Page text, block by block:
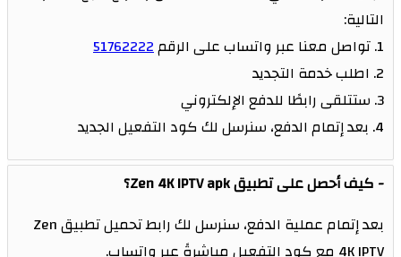
التالية:
1. تواصل معنا عبر واتساب على الرقم
51762222
2. اطلب خدمة التجديد
3. ستتلقى رابطًا للدفع الإلكتروني
4. بعد إتمام الدفع، سنرسل لك كود التفعيل الجديد
كيف أحصل على تطبيق Zen 4K IPTV apk؟
بعد إتمام عملية الدفع، سنرسل لك رابط تحميل تطبيق Zen